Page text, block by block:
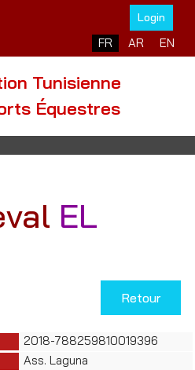
Login
Sélectionnez votre
FR AR EN
Tunisienne
Équestres
EL
Retour
2018-788259810019396
Ass. Laguna